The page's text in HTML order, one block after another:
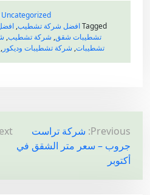
Uncategorized
Taggedافضل شركة تشطيب,
تشطيبات شقق, شركة تشطيب,
تشطيبات, شركة تشطيبات وديكور,
ت
ص
فّ
Previous: شركة تراست
جروب – سعر متر الشقق في
أكتوبر